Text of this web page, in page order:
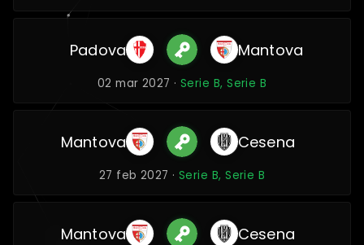
Padova Mantova
02 mar 2027 ·Serie B, Serie B
Mantova Cesena
27 feb 2027 ·Serie B, Serie B
Mantova Cesena